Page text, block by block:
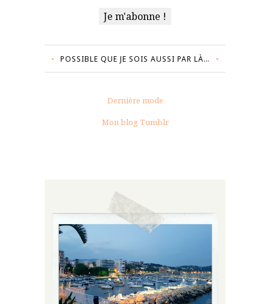
POSSIBLE QUE JE SOIS AUSSI PAR LÀ…
Dernière mode
Mon blog Tumblr